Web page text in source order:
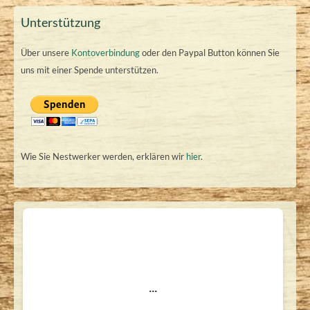
Unterstützung
Über unsere Kontoverbindungoder den Paypal Button können Sie
uns mit einer Spende unterstützen.
Wie Sie Nestwerker werden, erklären wir hier.